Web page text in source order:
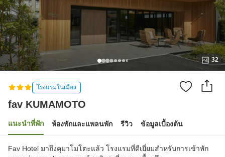
32
โรงแรมในเมือง
fav KUMAMOTO
แนะนำที่พัก ห้องพักและแพลนพัก รีวิว ข้อมูลเบื้องต้น
Fav Hotel มาถึงคุมาโมโตะแล้ว โรงแรมที่ดีเยี่ยมสำหรับการเข้าพัก